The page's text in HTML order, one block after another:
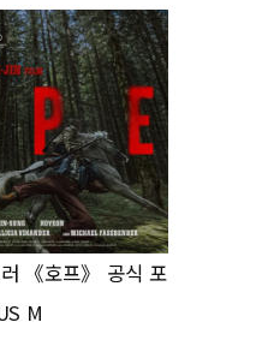
《호프》 공식 포
M